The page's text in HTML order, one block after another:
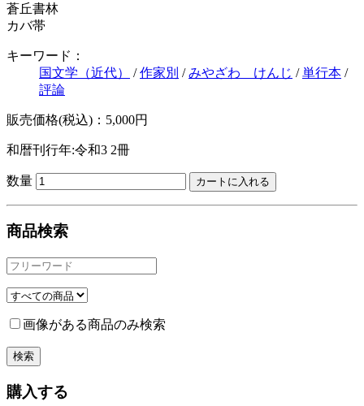
蒼丘書林
カバ帯
キーワード：
国文学（近代）
/作家別 /みやざわ けんじ /単行本 /
評論
販売価格(税込)：5,000円
和暦刊行年:令和3 2冊
数量
商品検索
画像がある商品のみ検索
購入する